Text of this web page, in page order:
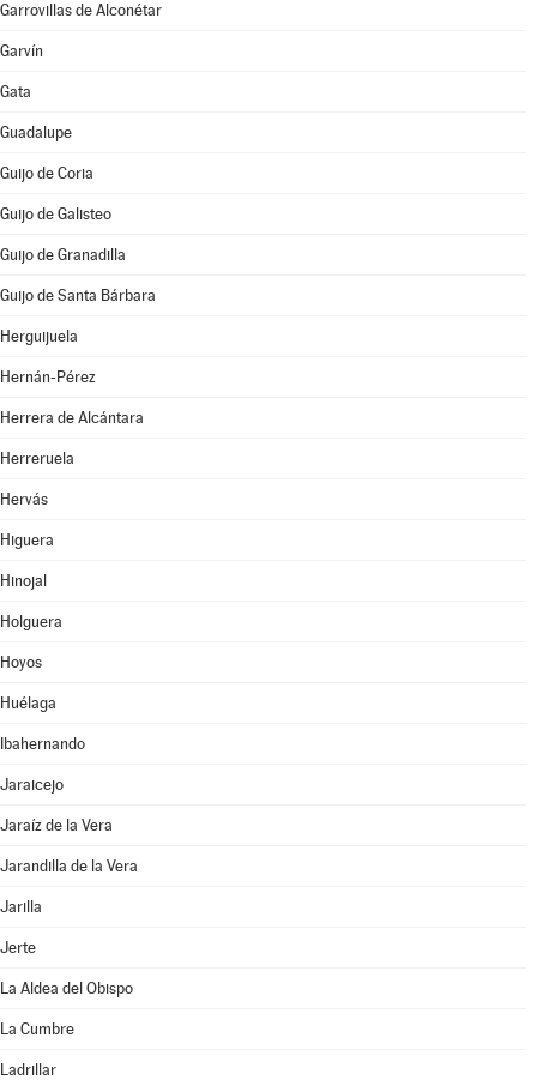
Garrovillas de Alconétar
Garvín
Gata
Guadalupe
Guijo de Coria
Guijo de Galisteo
Guijo de Granadilla
Guijo de Santa Bárbara
Herguijuela
Hernán-Pérez
Herrera de Alcántara
Herreruela
Hervás
Higuera
Hinojal
Holguera
Hoyos
Huélaga
Ibahernando
Jaraicejo
Jaraíz de la Vera
Jarandilla de la Vera
Jarilla
Jerte
La Aldea del Obispo
La Cumbre
Ladrillar